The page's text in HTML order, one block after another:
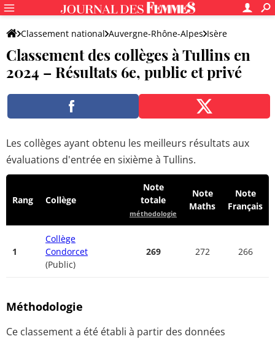
Classement national Auvergne-Rhône-Alpes Isère
Tullins
Classement des collèges à Tullins en
2024 – Résultats 6e, public et privé
Les collèges ayant obtenu les meilleurs résultats aux
évaluations d'entrée en sixième à Tullins.
Rang Collège
Note
totale
méthodologie
Note
Maths
Note
Français
1
Collège
Condorcet
(Public)
269 272 266
Méthodologie
Ce classement a été établi à partir des données